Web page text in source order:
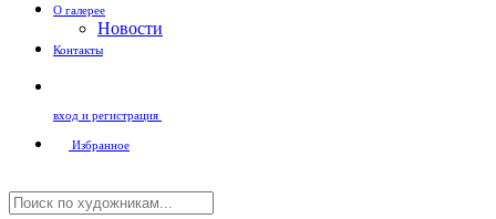
О галерее
Новости
Контакты
вход и регистрация
Избранное